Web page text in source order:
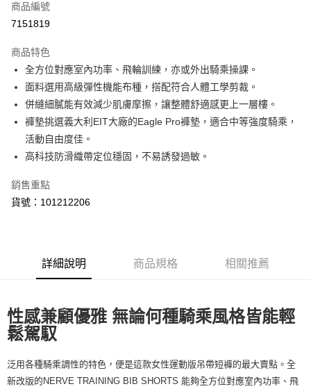
LINE Pay
街口支付
悠遊付
Google Pay
全盈+PAY
運送方式
【付款後7-11取貨】急件勿使用超取
宅配
每筆NT$100，滿NT$2,000(含以上)免運費
宅配-澎湖、金門、馬祖
每筆NT$100，滿NT$2,000(含以上)免運費
商品編號
7151819
商品特色
全方位對應室內功率、飛輪訓練，亦或外出騎乘操課。
面料選用高級彈性機能布種，搭配符合人體工學剪裁。
併縫細膩能有效減少肌膚摩擦，讓整體舒適感更上一層樓。
褲墊挑選義大利EIT大廠的Eagle Pro褲墊，適合中等強度騎乘，
活動自由度佳。
高科技防滑織帶定位穩固，不易誘發過敏。
銷售重點
貨號：101212206
詳細說明 商品規格 相關推薦
性感兼顧優雅 無論何種騎乘風格皆能輕
鬆駕馭
泛用各種騎乘調性的特色，便是這款女性運動版吊帶短褲的最大賣點。全
新改版的NERVE TRAINING BIB SHORTS 能夠全方位對應室內功率、飛